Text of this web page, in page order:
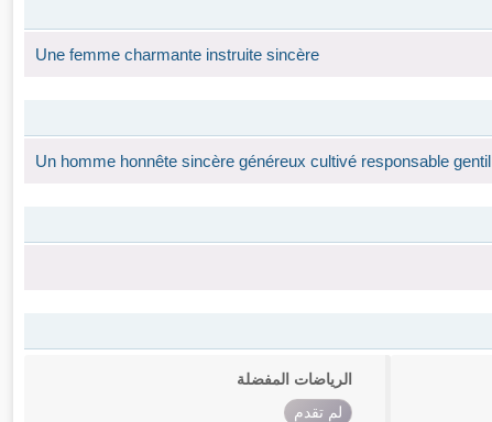
Une femme charmante instruite sincère
Un homme honnête sincère généreux cultivé responsable gentil
الرياضات المفضلة
لم تقدم